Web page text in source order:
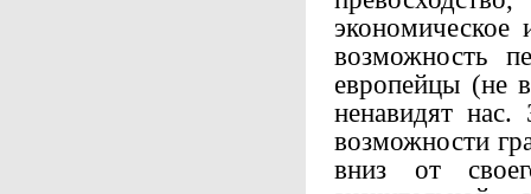
экономическое
возможность
европейцы (не
ненавидят
возможности
вниз от